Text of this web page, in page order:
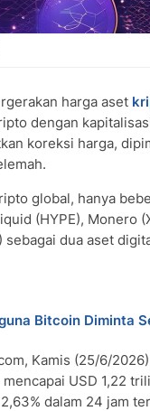
harga aset
dengan
koreksi harga,
global, hanya
(HYPE), Monero
sebagai dua aset
Bitcoin Diminta
Kamis (25/6/
USD 1,22
dalam 24 jam